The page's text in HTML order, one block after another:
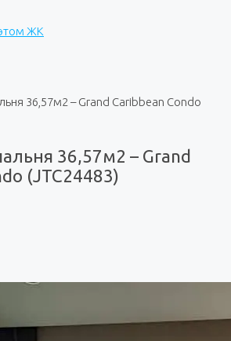
ЖК
36,57м2 – Grand Caribbean Condo
36,57м2 – Grand
(JTC24483)